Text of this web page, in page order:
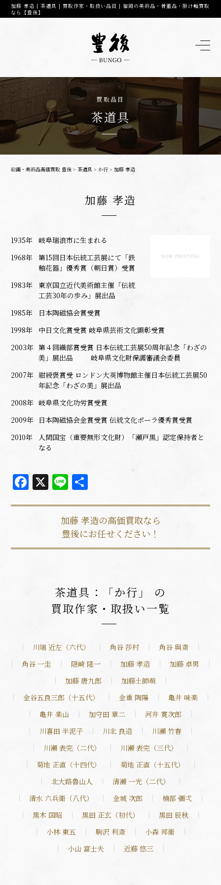
加藤 孝造 | 茶道具 | 買取作家・取扱い品目 | 福岡の美術品・骨董品・掛け軸買取
なら【豊後】
買取品目
茶道具
絵画・美術品高価買取 豊後 >茶道具 > か行 >加藤 孝造
加藤 孝造
1935年
岐阜瑞浪市に生まれる
1968年
第15回日本伝統工芸展にて「鉄
釉花器」優秀賞（朝日賞）受賞
1983年
東京国立近代美術館主催「伝統
工芸30年の歩み」展出品
1985年
日本陶磁協会賞受賞
1998年
中日文化賞受賞 岐阜県芸術文化顕彰受賞
2003年 第４回織部賞受賞 日本伝統工芸展50周年記念「わざの
美」展出品 岐阜県文化財保護審議会委員
2007年 紺綬褒賞受 ロンドン大英博物館主催日本伝統工芸展50
年記念「わざの美」展出品
2008年 岐阜県文化功労賞受賞
2009年 日本陶磁協会金賞受賞 伝統文化ポーラ優秀賞受賞
2010年
人間国宝（重要無形文化財）「瀬戸黒」認定保持者と
なる
Facebook
X Line
加藤 孝造の高価買取なら
豊後にお任せください！
茶道具：「か行」 の
買取作家・取扱い一覧
川端 近左（六代） 角谷 莎村
角谷 與斎
角谷 一圭
隠崎 隆一 加藤 孝造
加藤 卓男
加藤 唐九郎
加藤土師萌
金谷五良三郎（十五代）
金重 陶陽
亀井 味楽
亀井 楽山
加守田 章二
河井 寛次郎
川喜田 半泥子
川北 良造
川瀬 竹春
川瀬 表完（二代）
川瀬 表完（三代）
菊地 正直（十四代）
菊地 正直（十五代）
北大路魯山人
清瀬 一光（二代）
清水 六兵衛（八代）
金城 次郎
楠部 彌弌
黒木 国昭
黒田 正玄（初代）
黒田 辰秋
小林 東五
駒沢 利斎
小森 邦衛
小山 富士夫
近藤 悠三